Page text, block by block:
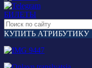
БИЛЕТЫ
КУПИТЬ АТРИБУТИКУ